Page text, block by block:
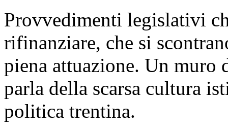
Provvedimenti legislativi
rifinanziare, che si
piena attuazione. Un muro
parla della scarsa cultura
politica trentina.